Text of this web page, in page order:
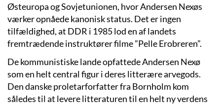
Østeuropa og Sovjetunionen, hvor Andersen Nexøs
værker opnåede kanonisk status. Det er ingen
tilfældighed, at DDR i 1985 lod en af landets
fremtrædende instruktører filme ”Pelle Erobreren”.
De kommunistiske lande opfattede Andersen Nexø
som en helt central figur i deres litterære arvegods.
Den danske proletarforfatter fra Bornholm kom
således til at levere litteraturen til en helt ny verdens